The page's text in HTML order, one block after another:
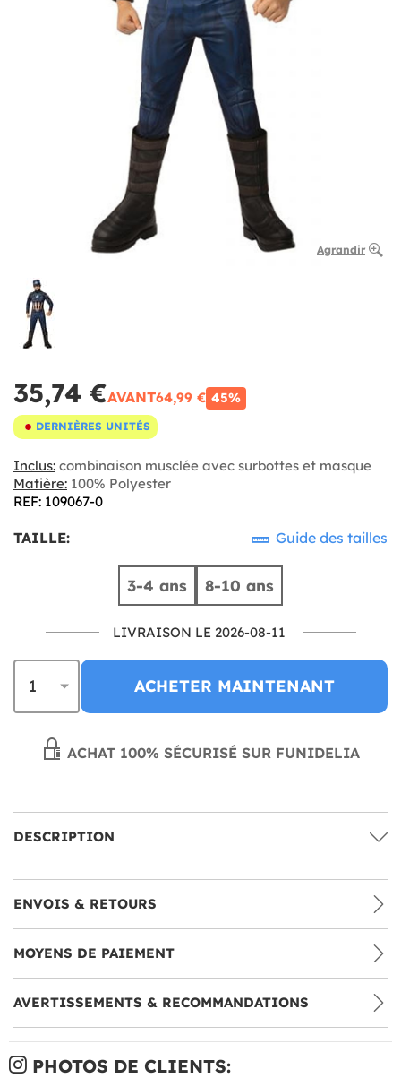
Agrandir
35,74 €AVANT64,99 € 45%
DERNIÈRES UNITÉS
Inclus: combinaison musclée avec surbottes et masque
Matière: 100% Polyester
REF: 109067-0
TAILLE: Guide des tailles
3-4 ans 8-10 ans
LIVRAISON LE 2026-08-11
ACHETER MAINTENANT
ACHAT 100% SÉCURISÉ SUR FUNIDELIA
DESCRIPTION
ENVOIS & RETOURS
MOYENS DE PAIEMENT
AVERTISSEMENTS & RECOMMANDATIONS
PHOTOS DE CLIENTS: